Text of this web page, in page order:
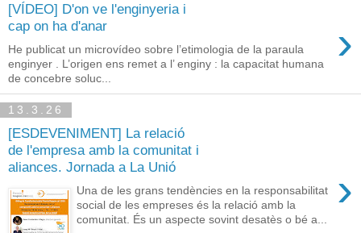
[VÍDEO] D'on ve l'enginyeria i
cap on ha d'anar
›
He publicat un microvídeo sobre l’etimologia de la paraula
enginyer . L’origen ens remet a l’ enginy : la capacitat humana
de concebre soluc...
13.3.26
[ESDEVENIMENT] La relació
de l'empresa amb la comunitat i
aliances. Jornada a La Unió
›
Una de les grans tendències en la responsabilitat
social de les empreses és la relació amb la
comunitat. És un aspecte sovint desatès o bé a...